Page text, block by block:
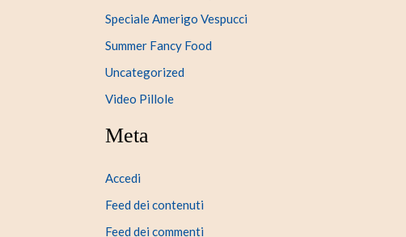
Speciale Amerigo Vespucci
Summer Fancy Food
Uncategorized
Video Pillole
Meta
Accedi
Feed dei contenuti
Feed dei commenti